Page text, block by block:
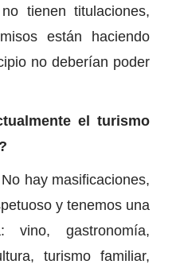
tienen titulaciones,
están haciendo
no deberían poder
el turismo
hay masificaciones,
y tenemos una
vino, gastronomía,
turismo familiar,